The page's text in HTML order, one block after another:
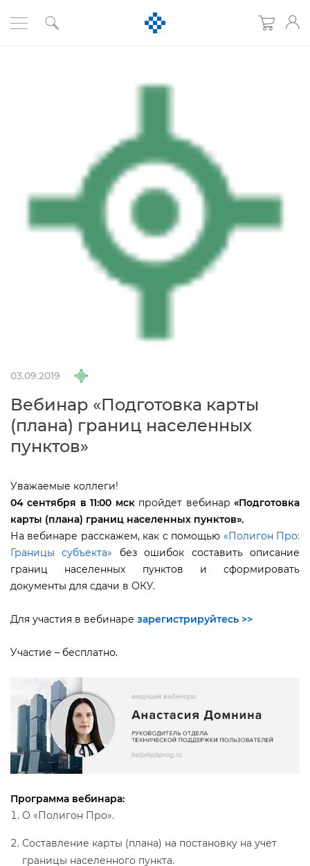
03.09.2019
ебинар «Подготовка карты
(плана) границ населенных
пунктов»
Уважаемые коллеги!
04 сентября в 11:00 мск пройдет вебинар«Подготовка
карты (плана) границ населенных пунктов».
На вебинаре расскажем, как с помощью «Полигон Про:
Границы субъекта» ез ошибок составить описание
раниц населенных пунктов и сформировать
документы для сдачи в ОКУ.
Для участия в вебинаре зарегистрируйтесь >>
Участие – бесплатно.
Программа вебинара:
О «Полигон Про».
Составление карты (плана) на постановку на учет
раницы населенного пункта.